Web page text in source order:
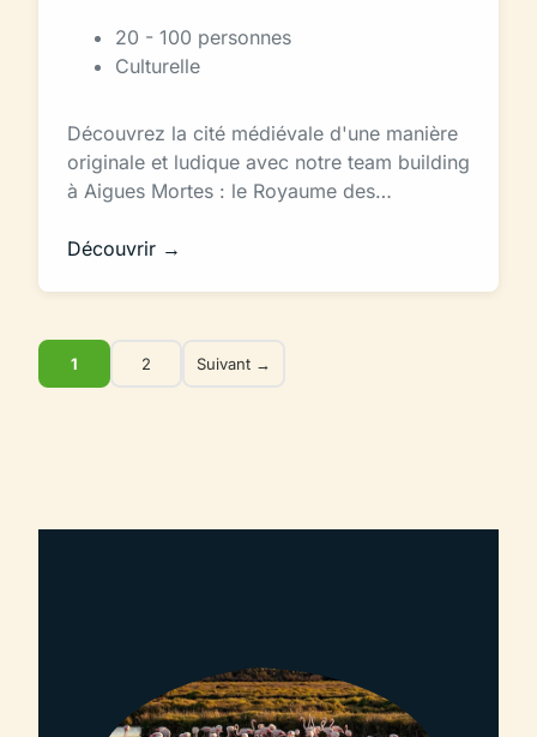
20 - 100 personnes
Culturelle
Découvrez la cité médiévale d'une manière
originale et ludique avec notre team building
à Aigues Mortes : le Royaume des…
Découvrir →
1 2 Suivant →